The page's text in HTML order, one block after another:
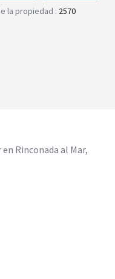
la propiedad : 2570
Rinconada al Mar,